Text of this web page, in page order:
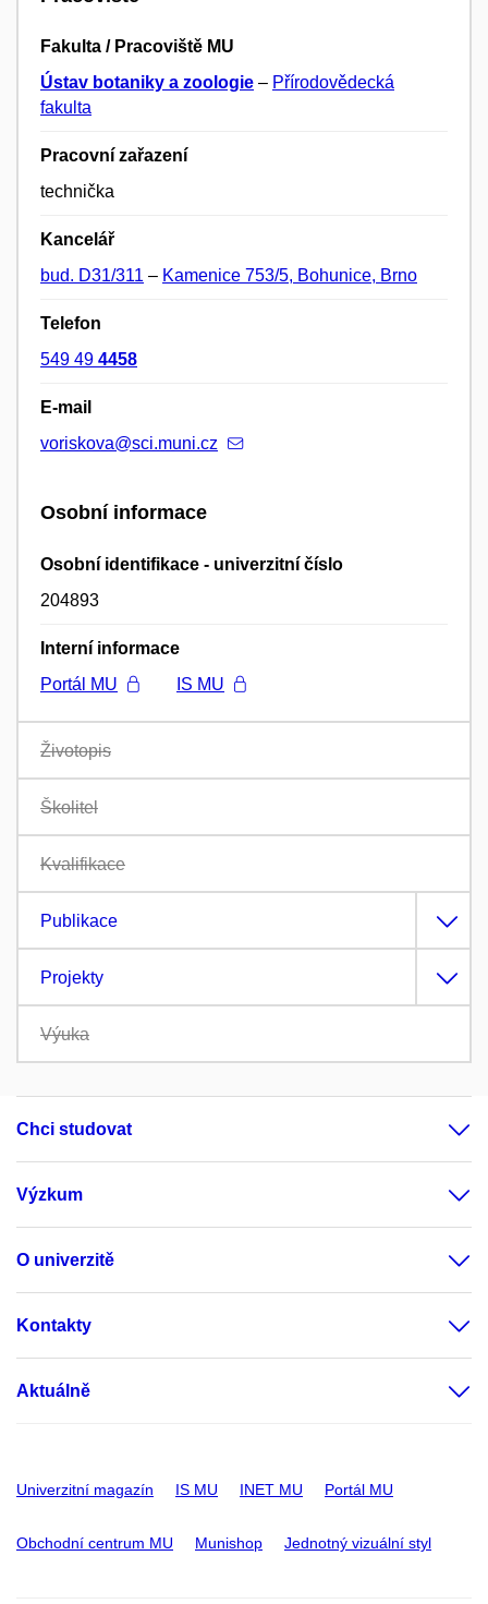
Fakulta / Pracoviště MU
Ústav botaniky a zoologie – Přírodovědecká
fakulta
Pracovní zařazení
technička
Kancelář
bud. D31/311 – Kamenice 753/5, Bohunice, Brno
Telefon
549 49 4458
E-mail
voriskova@sci.muni.cz
Osobní informace
Osobní identifikace - univerzitní číslo
204893
Interní informace
Portál MU
IS MU
Životopis
Školitel
Kvalifikace
Publikace
Projekty
Výuka
Chci studovat
Výzkum
O univerzitě
Kontakty
Aktuálně
Univerzitní magazín IS MU INET MU Portál MU
Obchodní centrum MU Munishop Jednotný vizuální styl